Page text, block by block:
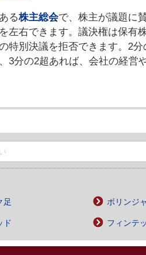
る株主総会で、株主が議題に
左右できます。議決権は保有
特別決議を拒否できます。2
3分の2超あれば、会社の経営
足 ボリンジ
ド フィンテ